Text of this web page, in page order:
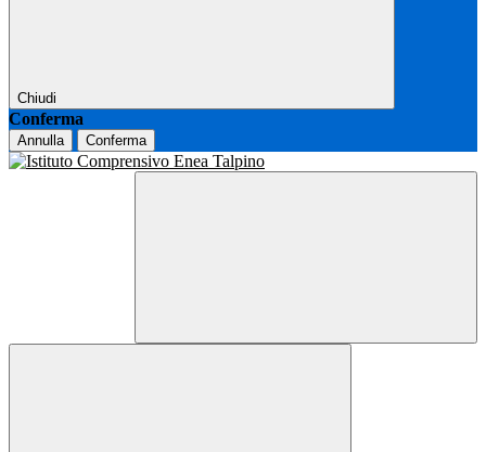
Chiudi
Conferma
Annulla Conferma